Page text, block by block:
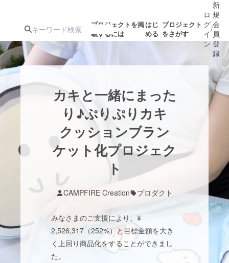
プロジェクトを掲
載するには
はじ
める
プロジェクト
をさがす
人気のプロ
ジェクト
注目のリ
ターン
注目の新着プロ
ジェクト
募集終了が近いプ
ロジェクト
もうすぐ公開
されます
アート・写真
テクノロジー・ガジェット ゲーム・
映像・映画
ビジネス・起業 チャレンジ
まちづくり・地域活性化
ロ
グ
イ
ン
/
新
規
会
員
登
録
カキと一緒にまった
り♪ぷりぷりカキ
クッションブラン
ケット化プロジェク
ト
CAMPFIRE Creation プロダクト
みなさまのご支援により、¥
2,526,317（252%）と目標金額を大き
く上回り商品化をすることができまし
た。